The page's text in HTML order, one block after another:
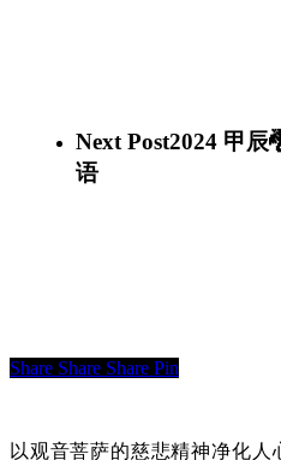
Next Post2024 甲辰
语
Share Share Share Pin
以观音菩萨的慈悲精神净化